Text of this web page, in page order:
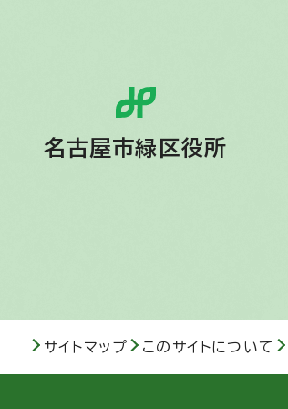
名古屋市緑区役所
サイトマップ このサイトについて